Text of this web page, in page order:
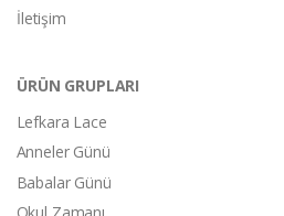
İletişim
ÜRÜN GRUPLARI
Lefkara Lace
Anneler Günü
Babalar Günü